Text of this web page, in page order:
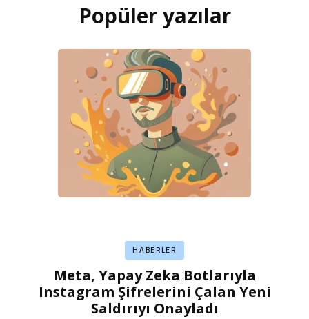
Popüler yazılar
HABERLER
Meta, Yapay Zeka Botlarıyla
Instagram Şifrelerini Çalan Yeni
Saldırıyı Onayladı